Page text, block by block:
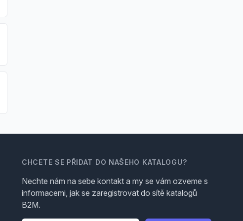
CHCETE SE PŘIDAT DO NAŠEHO KATALOGU?
Nechte nám na sebe kontakt a my se vám ozveme s
informacemi, jak se zaregistrovat do sítě katalogů
B2M.